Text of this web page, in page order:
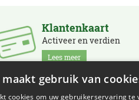
Klantenkaart
Activeer en verdien
Lees meer
gebruik van
cookies om uw gebruikerservaring